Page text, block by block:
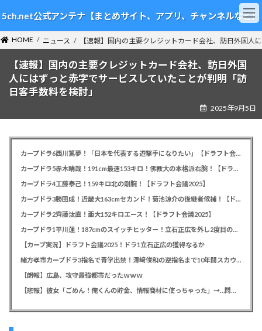
ン
テ
ン
ツ
ビ
ゲ
ー
シ
5ch.net公式アンテナ【まとめサイト、アプリ、チャンネルなど】
HOME ニュース 【速報】国内の主要クレジットカード会社、訪日外国
【速報】国内の主要クレジットカード会社、訪日外国
人にはずっと赤字でサービスしていたことが判明「訪
日客手数料を検討」
2025年9月5日
カープドラ6西川篤夢！「日本を代表する遊撃手になりたい」【ドラフト会議2025】
カープドラ5赤木晴哉！191cm最速153キロ！佛教大の本格派右腕！【ドラフト会議2025】
カープドラ4工藤泰己！159キロ北の剛腕！【ドラフト会議2025】
カープドラ3勝田成！近畿大163cmセカンド！菊池涼介の後継者候補！【ドラフト会議2025】
カープドラ2齊藤汰直！亜大152キロエース！【ドラフト会議2025】
カープドラ1平川蓮！187cmのスイッチヒッター！立石正広を外し2度目の重複も新井監督がクジを引き当てる！【ドラフト会議2025】
【カープ実況】ドラフト会議2025！ドラ1立石正広の獲得なるか
緒方孝市カープドラ3指名で青学出禁！澤﨑俊和の逆指名まで10年間スカウト出禁
【朗報】広島、攻守最強都市だったｗｗｗ
【悲報】彼女「ごめん！俺くんの貯金、情報商材に使っちゃった」→…問い詰めたらギャン泣きされたんだが俺が悪いのか？